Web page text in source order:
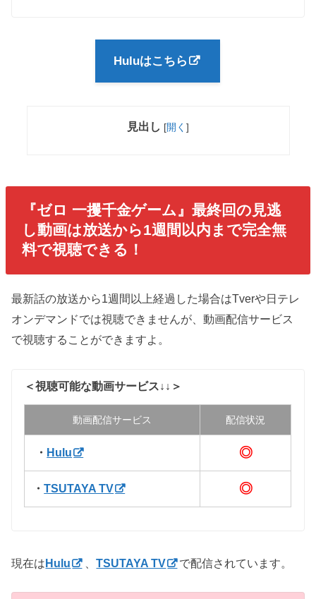
Huluはこちら
見出し [開く ]
『ゼロ 一攫千金ゲーム』最終回の見逃
し動画は放送から1週間以内まで完全無
料で視聴できる！
最新話の放送から1週間以上経過した場合はTverや日テレ
オンデマンドでは視聴できませんが、動画配信サービス
で視聴することができますよ。
＜視聴可能な動画サービス↓↓＞
動画配信サービス 配信状況
・ Hulu ◎
・TSUTAYA TV ◎
現在は Hulu 、TSUTAYA TV で配信されています。